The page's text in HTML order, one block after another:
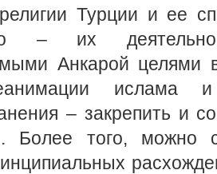
Турции и ее
– их
Анкарой целями
ислама
– закрепить и
Более того, можно